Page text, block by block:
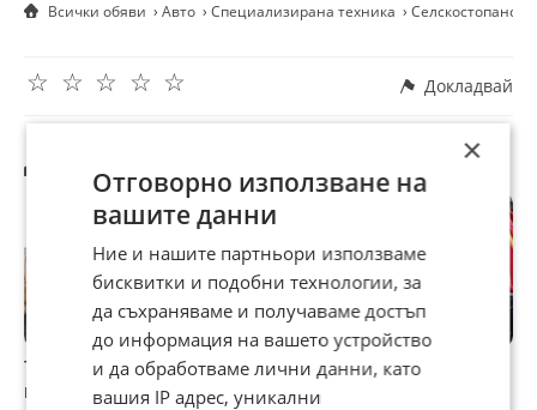
Всички обяви Авто Специализирана техника Селскостопанска
☆
☆
☆
☆
☆ Докладвай
Другите търсят също
Трактор Друга
марка DT75
Брана Друга
марка Агро Том
Балировачка John
×
Отговорно използване на
вашите данни
Ние и нашите партньори използваме
бисквитки и подобни технологии, за
да съхраняваме и получаваме достъп
до информация на вашето устройство
и да обработваме лични данни, като
вашия IP адрес, уникални